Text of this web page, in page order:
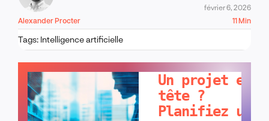
Alexander Procter
février 6, 2026
11 Min
Tags: Intelligence artificielle
Un projet en
tête ?
Planifiez un